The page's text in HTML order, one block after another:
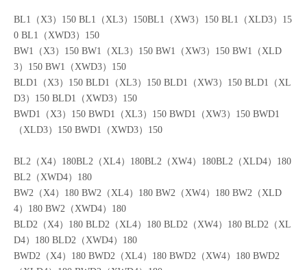
（XLD2）120 BWD0（XWD2）120
BL1（X3）150 BL1（XL3）150BL1（XW3）150 BL1（XLD3）15
0 BL1（XWD3）150
BW1（X3）150 BW1（XL3）150 BW1（XW3）150 BW1（XLD
3）150 BW1（XWD3）150
BLD1（X3）150 BLD1（XL3）150 BLD1（XW3）150 BLD1（XL
D3）150 BLD1（XWD3）150
（XLD3）150 BWD1（XWD3）150
BL2（X4）180BL2（XL4）180BL2（XW4）180BL2（XLD4）180
BL2（XWD4）180
BW2（X4）180 BW2（XL4）180 BW2（XW4）180 BW2（XLD
4）180 BW2（XWD4）180
BLD2（X4）180 BLD2（XL4）180 BLD2（XW4）180 BLD2（XL